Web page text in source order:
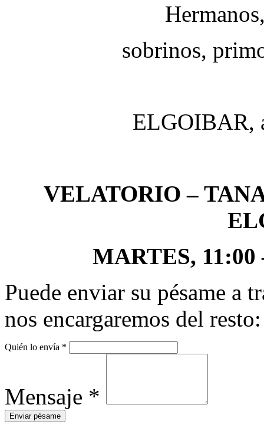
sobrinos,
ELGOIBAR,
VELATORIO –
MARTES, 11:00
Puede enviar su pésame a
nos encargaremos del resto:
Quién lo envía *
Mensaje *